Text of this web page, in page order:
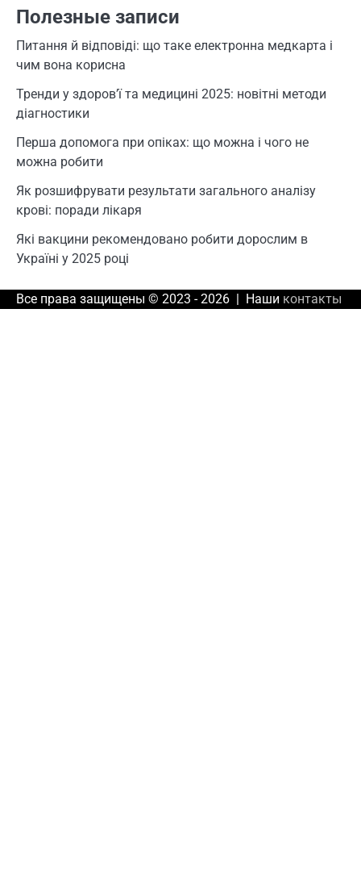
Полезные записи
Питання й відповіді: що таке електронна медкарта і
чим вона корисна
Тренди у здоров’ї та медицині 2025: новітні методи
діагностики
Перша допомога при опіках: що можна і чого не
можна робити
Як розшифрувати результати загального аналізу
крові: поради лікаря
Які вакцини рекомендовано робити дорослим в
Україні у 2025 році
Все права защищены © 2023 - 2026 | Наши контакты